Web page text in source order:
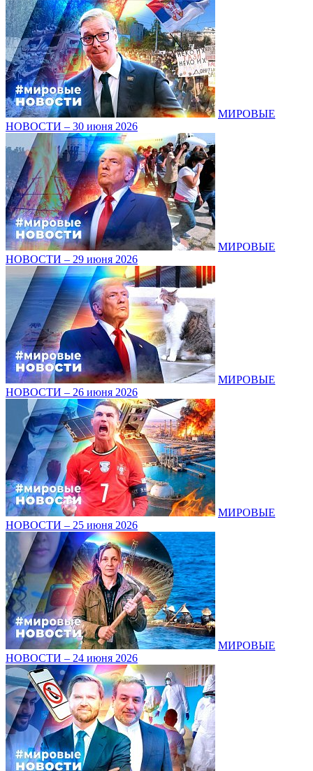
МИРОВЫЕ
НОВОСТИ – 30 июня 2026
МИРОВЫЕ
НОВОСТИ – 29 июня 2026
МИРОВЫЕ
НОВОСТИ – 26 июня 2026
МИРОВЫЕ
НОВОСТИ – 25 июня 2026
МИРОВЫЕ
НОВОСТИ – 24 июня 2026